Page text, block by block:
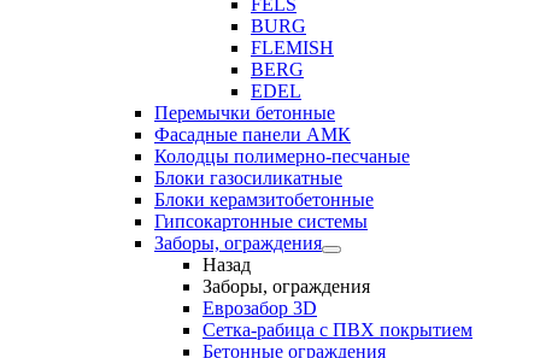
FELS
BURG
FLEMISH
BERG
EDEL
Перемычки бетонные
Фасадные панели АМК
Колодцы полимерно-песчаные
Блоки газосиликатные
Блоки керамзитобетонные
Гипсокартонные системы
Заборы, ограждения
Назад
Заборы, ограждения
Еврозабор 3D
Сетка-рабица с ПВХ покрытием
Бетонные ограждения